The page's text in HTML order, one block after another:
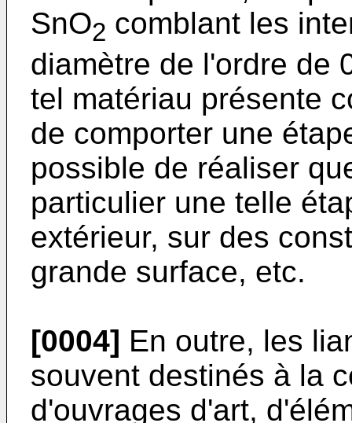
SnO2 comblant les
diamètre de l'ordre de
tel matériau présente
de comporter une
possible de réaliser
particulier une telle
extérieur, sur des
grande surface, etc.
[0004] En outre, les
souvent destinés à la
d'ouvrages d'art,